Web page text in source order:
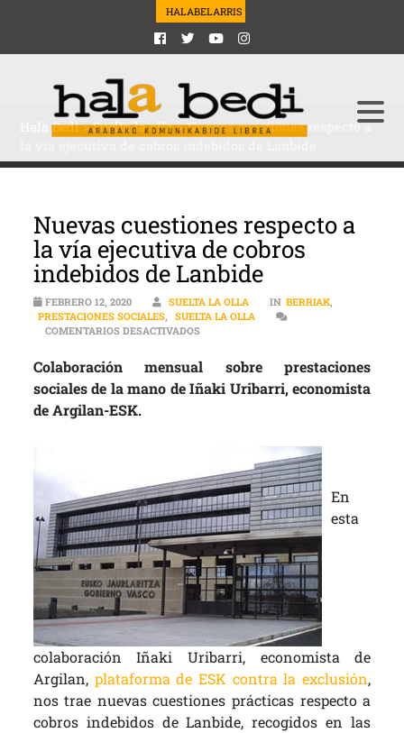
HALABELARRIS
Hala Bedi>Suelta la olla>Nuevas cuestiones respecto a
Nuevas cuestiones respecto a
la vía ejecutiva de cobros
indebidos de Lanbide
FEBRERO 12, 2020 SUELTA LA OLLA IN BERRIAK,
PRESTACIONES SOCIALES, SUELTA LA OLLA
COMENTARIOS DESACTIVADOSEN NUEVAS CUESTIONES RESPECTO A
Colaboración mensual sobre prestaciones
sociales de la mano de Iñaki Uribarri, economista
de Argilan-ESK.
En
esta
colaboración Iñaki Uribarri, economista de
Argilan, plataforma de ESK contra la exclusión,
nos trae nuevas cuestiones prácticas respecto a
cobros indebidos de Lanbide, recogidos en las